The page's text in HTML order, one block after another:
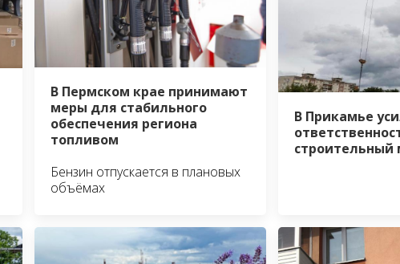
В Пермском крае принимают
меры для стабильного
обеспечения региона
топливом
Бензин отпускается в плановых
объёмах
В Прикамье
строительный